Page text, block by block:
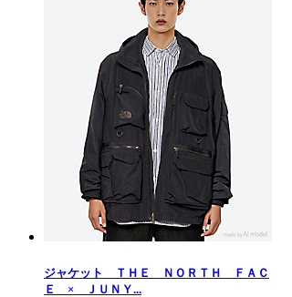
ジャケット ＴＨＥ ＮＯＲＴＨ ＦＡＣ
Ｅ × ＪＵＮＹ...